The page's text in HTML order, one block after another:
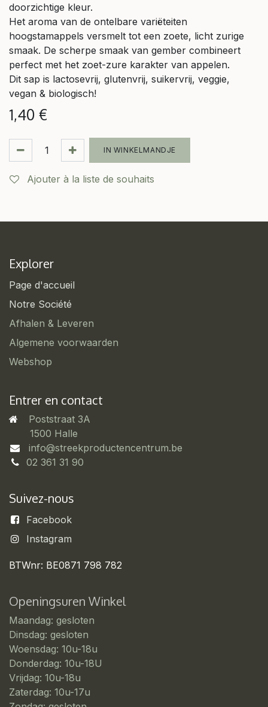
doorzichtige kleur.
Het aroma van de ontelbare variëteiten
hoogstamappels versmelt tot een zoete, licht zurige
smaak. De scherpe smaak van gember combineert
perfect met het zoet-zure karakter van appelen.
Dit sap is lactosevrij, glutenvrij, suikervrij, veggie,
vegan & biologisch!
1,40 €
IN WINKELMANDJE
Ajouter à la liste de souhaits
Explorer
Page d'accueil
Notre Société
Afhalen & Leveren
Algemene voorwaarden
Webshop
Entrer en contact
Poststraat 3A
​1500 Halle
info@streekproductencentrum.be
02 361 31 90
Suivez-nous
Facebook
Instagram
BTWnr: BE0871 798 782
Openingsuren Winkel
Maandag: gesloten
Dinsdag: gesloten
Woensdag: 10u-18u
Donderdag: 10u-18U
Vrijdag: 10u-18u
Zaterdag: 10u-17u